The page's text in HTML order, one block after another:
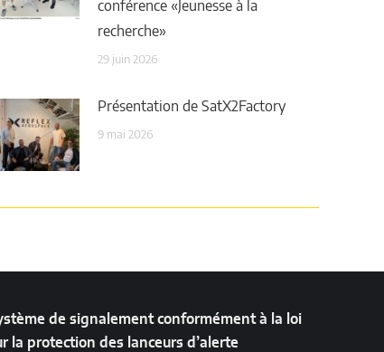
conférence «Jeunesse à la
recherche»
29 juin 2026
Présentation de SatX2Factory
9 mai 2026
de signalement conformément à la loi
la protection des lanceurs d’alerte